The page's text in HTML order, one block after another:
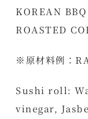
KOREAN
ROASTED
※原材料例：
Sushi roll:
vinegar,